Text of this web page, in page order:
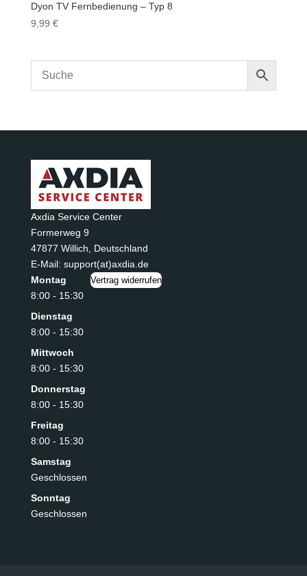
Dyon TV Fernbedienung – Typ 8
9,99 €
Axdia Service Center
Formerweg 9
47877 Willich
Deutschland
E-Mail: support(at)axdia.de
Montag
8:00 - 15:30
Dienstag
8:00 - 15:30
Mittwoch
8:00 - 15:30
Donnerstag
8:00 - 15:30
Freitag
8:00 - 15:30
Samstag
Geschlossen
Sonntag
Geschlossen
Vertrag widerrufen